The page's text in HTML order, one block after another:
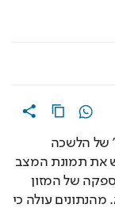
לאחרונה פורסם "מאזן אספקת המזון 2020" של הלשכה
המרכזית לסטטיסטיקה, שמטרתו היא לגבש את תמונת המצב
ולהציג לקובעי המדיניות מידע על כמות האספקה של המזון
בישראל ועל מידת התלות של המדינה ביבוא. מהנתונים עולה כי